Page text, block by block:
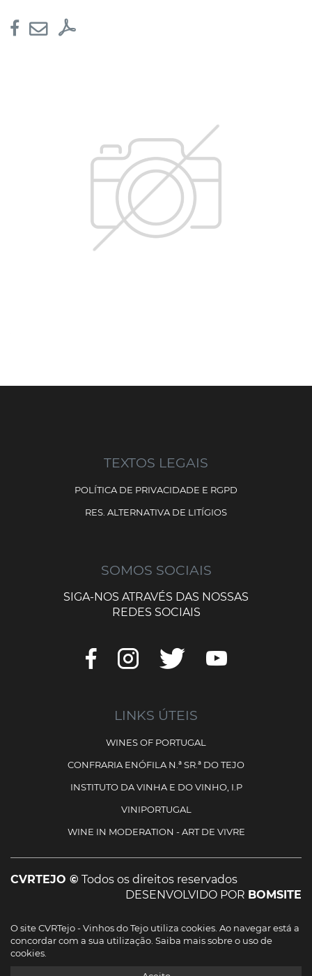
TEXTOS LEGAIS
POLÍTICA DE PRIVACIDADE E RGPD
RES. ALTERNATIVA DE LITÍGIOS
SOMOS SOCIAIS
SIGA-NOS ATRAVÉS DAS NOSSAS
REDES SOCIAIS
LINKS ÚTEIS
WINES OF PORTUGAL
CONFRARIA ENÓFILA N.ª SR.ª DO TEJO
INSTITUTO DA VINHA E DO VINHO, I.P
VINIPORTUGAL
WINE IN MODERATION - ART DE VIVRE
CVRTEJO © Todos os direitos reservados
DESENVOLVIDO POR BOMSITE
Cofinanciado por:
O site CVRTejo - Vinhos do Tejo utiliza cookies. Ao navegar está a
concordar com a sua utilização. Saiba mais sobre o uso de
cookies.